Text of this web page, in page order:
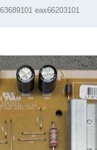
eax66203101